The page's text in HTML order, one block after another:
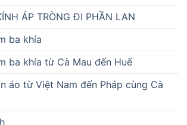
ÁP TRÒNG ĐI PHẦN LAN
ba khía
ba khía từ Cà Mau đến Huế
áo từ Việt Nam đến Pháp cùng Cà